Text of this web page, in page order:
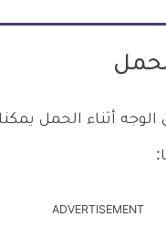
أثناء الحمل يمكنك
ADVERTISEMENT